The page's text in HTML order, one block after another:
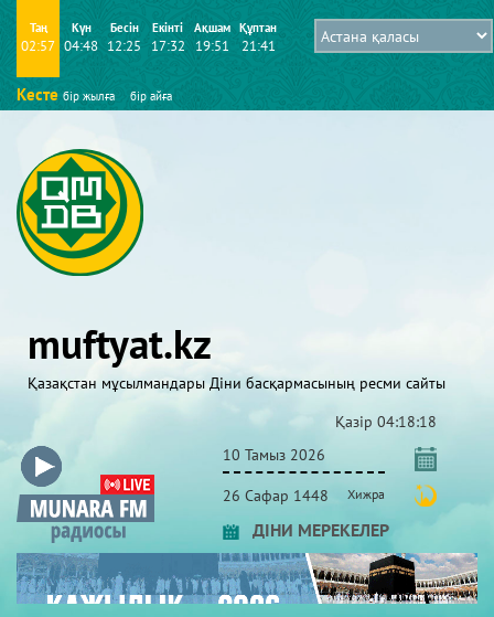
Таң
02:57
Күн
04:48
Бесін
12:25
Екінті
17:32
Ақшам
19:51
Құптан
21:41
Кесте бір жылға бір айға
muftyat.kz
Қазақстан мұсылмандары Діни басқармасының ресми сайты
Қазір 04:18:18
10 Тамыз 2026
26 Сафар 1448 Хижра
ДІНИ МЕРЕКЕЛЕР